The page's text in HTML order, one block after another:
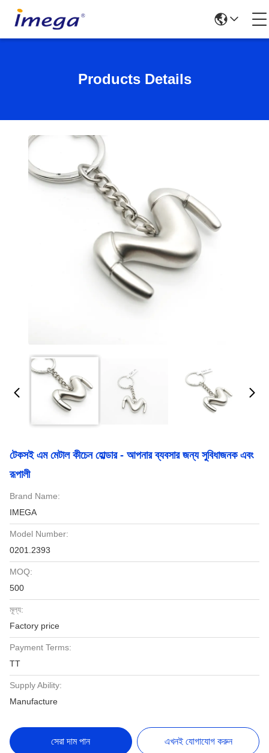
Products Details
টেকসই এম মেটাল কীচেন হোল্ডার - আপনার ব্যবসার জন্য সুবিধাজনক এবং
রূপালী
Brand Name:
IMEGA
Model Number:
0201.2393
MOQ:
500
মূল্য:
Factory price
Payment Terms:
TT
Supply Ability:
Manufacture
সেরা দাম পান এখনই যোগাযোগ করুন